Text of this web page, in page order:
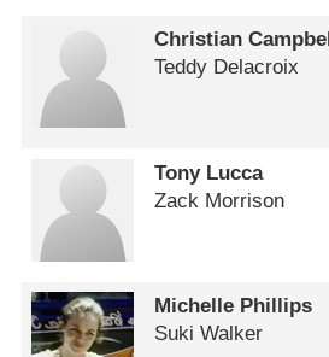
Christian Campbell
Teddy Delacroix
Tony Lucca
Zack Morrison
Michelle Phillips
Suki Walker